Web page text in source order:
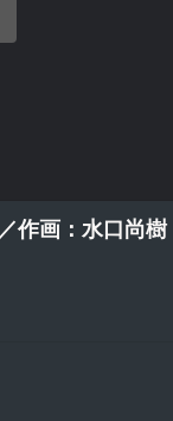
作画：水口尚樹